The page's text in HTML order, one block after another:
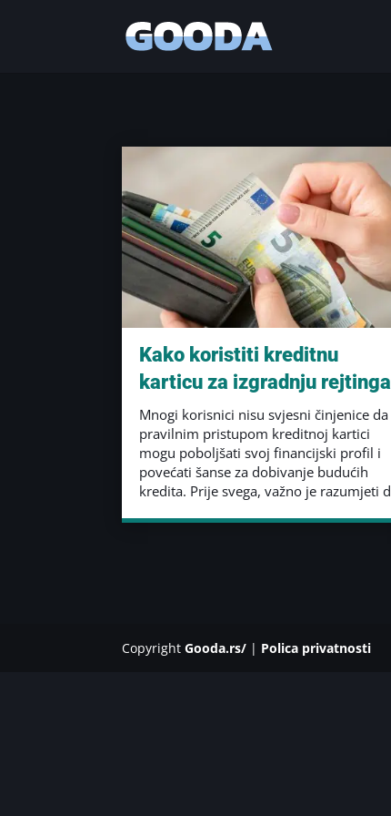
Kako koristiti kreditnu
karticu za izgradnju rejtinga
Mnogi korisnici nisu svjesni činjenice da
pravilnim pristupom kreditnoj kartici
mogu poboljšati svoj financijski profil i
povećati šanse za dobivanje budućih
kredita. Prije svega, važno je razumjeti d
CopyrightGooda.rs/ | Polica privatnosti